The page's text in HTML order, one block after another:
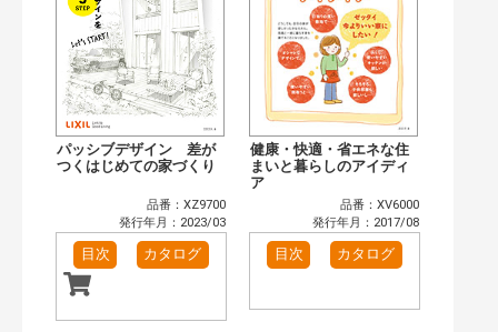
まずはここから（2）
リフォームおすすめ（2）
省エネ住宅関連（5）
補助金・優遇制度を知る（1）
カテゴリー
窓・シャッター（4）
玄関ドア・引戸（7）
インテリア建材（7）
エクステリア（3）
タイル建材（4）
キッチン（2）
洗面化粧室（6）
トイレ（3）
小型電気温水器（1）
水栓金具（3）
太陽光発電・屋根・外壁（1）
高性能住宅工法（3）
パッシブデザイン 差が
つくはじめての家づくり
品番：XZ9700
発行年月：2023/03
目次 カタログ
健康・快適・省エネな住
まいと暮らしのアイディ
ア
品番：XV6000
発行年月：2017/08
目次 カタログ